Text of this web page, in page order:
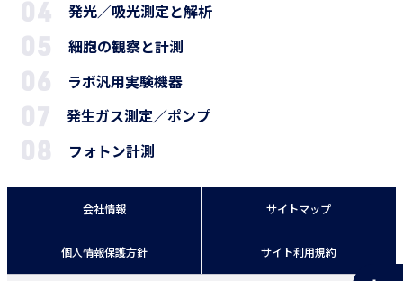
発光／吸光測定と解析
細胞の観察と計測
ラボ汎用実験機器
発生ガス測定／ポンプ
フォトン計測
会社情報 サイトマップ
個人情報保護方針 サイト利用規約